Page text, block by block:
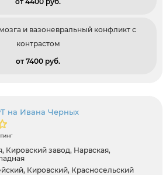
и вазоневральный конфликт с
контрастом
от 7400 pуб.
на Ивана Черных
Кировский завод, Нарвская,
Кировский, Красносельский